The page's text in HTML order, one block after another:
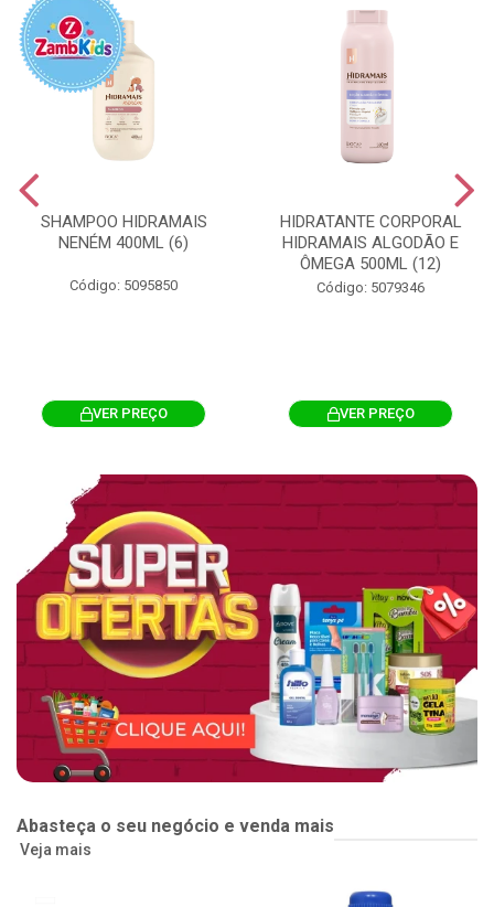
SHAMPOO HIDRAMAIS
NENÉM 400ML (6)
Código: 5095850
VER PREÇO
HIDRATANTE CORPORAL
HIDRAMAIS ALGODÃO E
ÔMEGA 500ML (12)
Código: 5079346
VER PREÇO
Abasteça o seu negócio e venda mais
Veja mais